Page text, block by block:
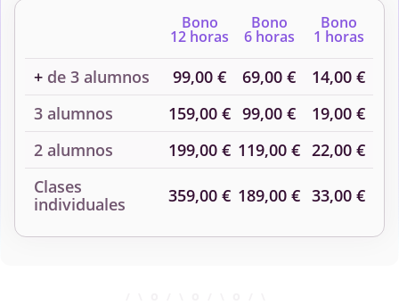
Bono
12 horas
Bono
6 horas
Bono
1 horas
+ de 3 alumnos 99,00 € 69,00 €
14,00 €
3 alumnos
159,00 € 99,00 €
19,00 €
2 alumnos
199,00 € 119,00 € 22,00 €
Clases
individuales
359,00 € 189,00 € 33,00 €